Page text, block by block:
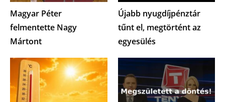
Magyar Péter
felmentette Nagy
Mártont
Újabb nyugdíjpénztár
tűnt el, megtörtént az
egyesülés